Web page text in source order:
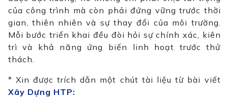
của công trình mà còn phải đứng vững trước thời
gian, thiên nhiên và sự thay đổi của môi trường.
Mỗi bước triển khai đều đòi hỏi sự chính xác, kiên
trì và khả năng ứng biến linh hoạt trước thử
thách.
* Xin được trích dẫn một chút tài liệu từ bài viết
Xây Dựng HTP: